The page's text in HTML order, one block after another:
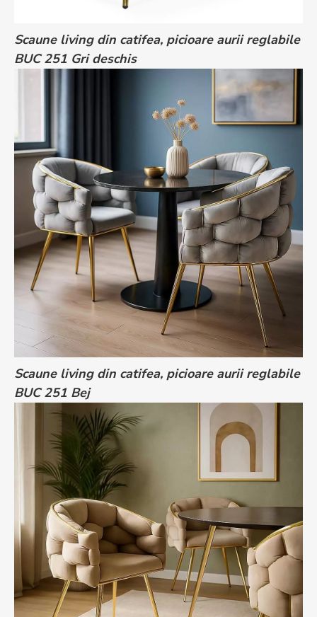
Scaune living din catifea, picioare aurii reglabile
BUC 251 Gri deschis
Scaune living din catifea, picioare aurii reglabile
BUC 251 Bej